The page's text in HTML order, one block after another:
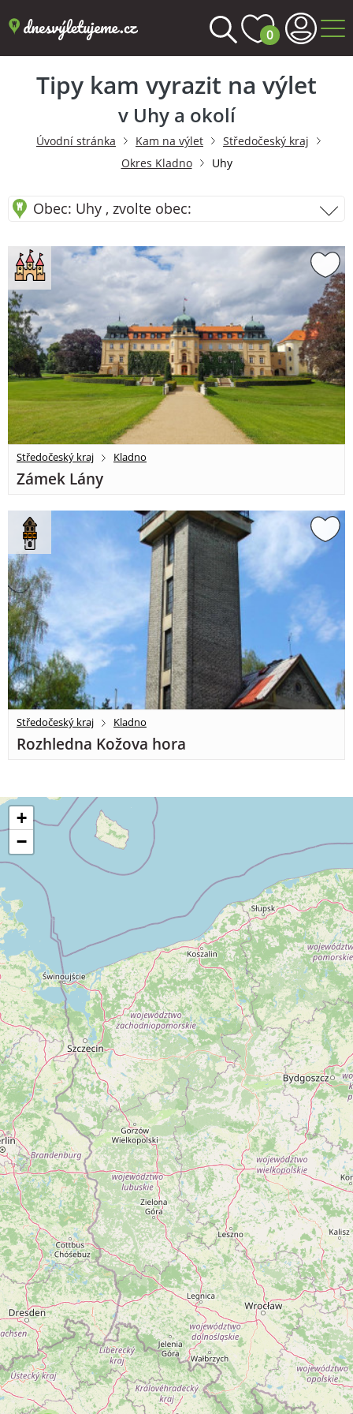
0
Tipy kam vyrazit na výlet
v Uhy a okolí
Úvodní stránka Kam na výlet
Středočeský kraj
Okres Kladno
Uhy
Obec: Uhy , zvolte obec:
Středočeský kraj Kladno
Zámek Lány
Středočeský kraj Kladno
Rozhledna Kožova hora
+
−